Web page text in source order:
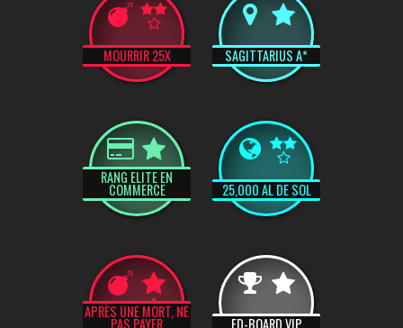
MOURRIR 25X SAGITTARIUS A*
RANG ELITE EN
COMMERCE 25,000 AL DE SOL
APRÈS UNE MORT, NE
PAS PAYER ED-BOARD VIP